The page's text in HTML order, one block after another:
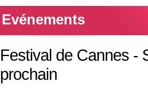
Evénements
Festival de Cannes -
prochain